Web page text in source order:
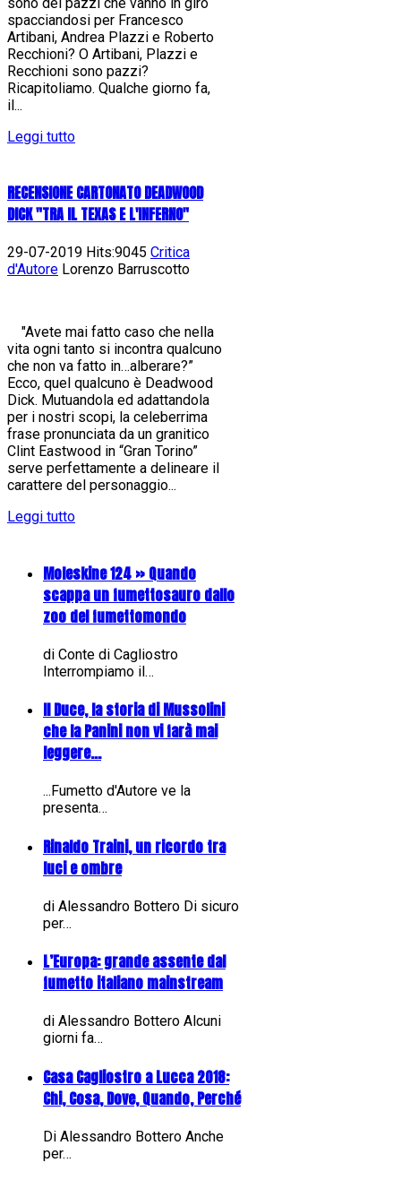
spacciandosi per Francesco
Artibani, Andrea Plazzi e Roberto
Recchioni? O Artibani, Plazzi e
Recchioni sono pazzi?
Ricapitoliamo. Qualche giorno fa,
il...
Leggi tutto
RECENSIONE CARTONATO DEADWOOD
DICK "TRA IL TEXAS E L'INFERNO"
29-07-2019 Hits:9045 Critica
d'Autore Lorenzo Barruscotto
"Avete mai fatto caso che nella
vita ogni tanto si incontra qualcuno
che non va fatto in…alberare?”
Ecco, quel qualcuno è Deadwood
Dick. Mutuandola ed adattandola
per i nostri scopi, la celeberrima
frase pronunciata da un granitico
Clint Eastwood in “Gran Torino”
serve perfettamente a delineare il
carattere del personaggio...
Leggi tutto
Moleskine 124 » Quando
scappa un fumettosauro dallo
zoo del fumettomondo
di Conte di Cagliostro
Interrompiamo il…
Il Duce, la storia di Mussolini
che la Panini non vi farà mai
leggere...
...Fumetto d'Autore ve la
presenta…
Rinaldo Traini, un ricordo tra
luci e ombre
di Alessandro Bottero Di sicuro
per…
L’Europa: grande assente dal
fumetto italiano mainstream
di Alessandro Bottero Alcuni
giorni fa…
Casa Cagliostro a Lucca 2018:
Chi, Cosa, Dove, Quando, Perché
Di Alessandro Bottero Anche
per…